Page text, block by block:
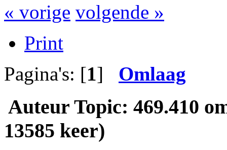
« vorige volgende »
Print
Pagina's: [1] Omlaag
Auteur Topic: 469.410
13585 keer)